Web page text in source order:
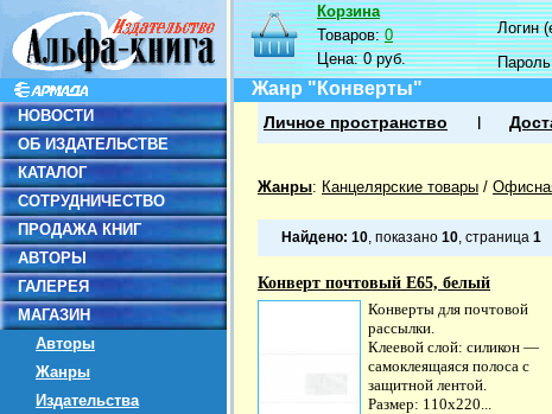
НОВОСТИ
ОБ ИЗДАТЕЛЬСТВЕ
КАТАЛОГ
СОТРУДНИЧЕСТВО
ПРОДАЖА КНИГ
АВТОРЫ
ГАЛЕРЕЯ
МАГАЗИН
Авторы
Жанры
Издательства
Корзина
Товаров:0
Цена:0 руб.
Логин
Жанр "Конверты"
Личное пространство
Жанры: Канцелярские товары /
Найдено: 10, показано 10, страница 1
Конверт почтовый Е65, белый
Конверты для почтовой
рассылки.
Клеевой слой: силикон —
самоклеящаяся полоса с
защитной лентой.
Размер: 110х220...